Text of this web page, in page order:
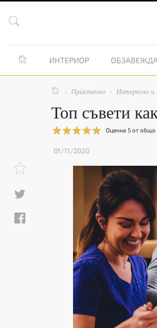

 ИНТЕРИОР
  Практично  Интересно и
Топ съвети
Оценка 5от общо
01/11/2020